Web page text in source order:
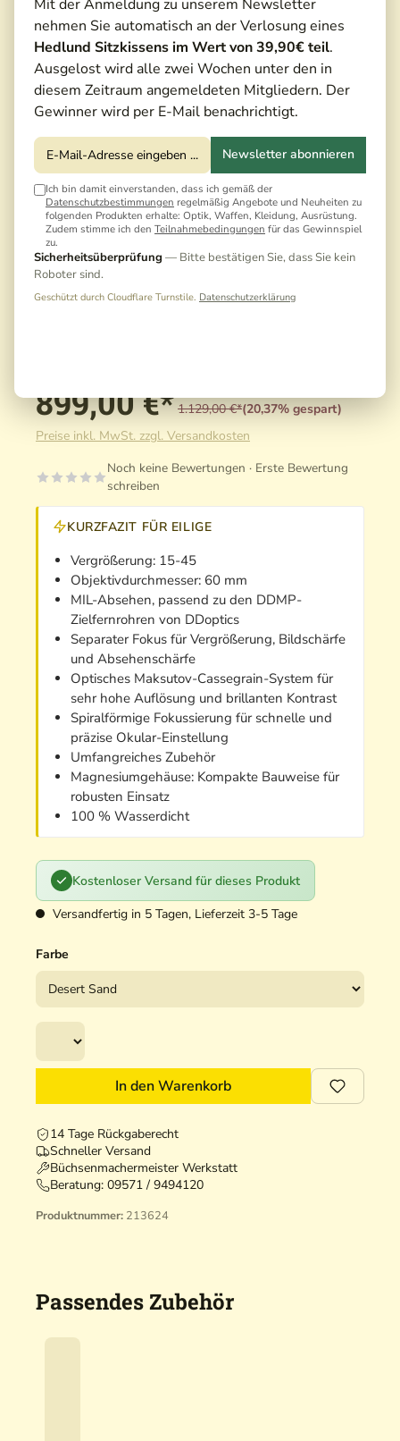
Mit der Anmeldung zu unserem Newsletter
nehmen Sie automatisch an der Verlosung eines
Hedlund Sitzkissens im Wert von 39,90€ teil.
Ausgelost wird alle zwei Wochen unter den in
diesem Zeitraum angemeldeten Mitgliedern. Der
Gewinner wird per E-Mail benachrichtigt.
Newsletter abonnieren
Ich bin damit einverstanden, dass ich gemäß der
Datenschutzbestimmungen regelmäßig Angebote und Neuheiten zu
folgenden Produkten erhalte: Optik, Waffen, Kleidung, Ausrüstung.
Zudem stimme ich den Teilnahmebedingungen für das Gewinnspiel
zu.
Sicherheitsüberprüfung — Bitte bestätigen Sie, dass Sie kein
Roboter sind.
Geschützt durch Cloudflare Turnstile. Datenschutzerklärung
899,00 €* 1.129,00 €*(20,37% gespart)
Preise inkl. MwSt. zzgl. Versandkosten
Noch keine Bewertungen · Erste Bewertung
schreiben
KURZFAZIT FÜR EILIGE
Vergrößerung: 15-45
Objektivdurchmesser: 60 mm
MIL-Absehen, passend zu den DDMP-
Zielfernrohren von DDoptics
Separater Fokus für Vergrößerung, Bildschärfe
und Absehenschärfe
Optisches Maksutov-Cassegrain-System für
sehr hohe Auflösung und brillanten Kontrast
Spiralförmige Fokussierung für schnelle und
präzise Okular-Einstellung
Umfangreiches Zubehör
Magnesiumgehäuse: Kompakte Bauweise für
robusten Einsatz
100 % Wasserdicht
Kostenloser Versand für dieses Produkt
Versandfertig in 5 Tagen, Lieferzeit 3-5 Tage
Farbe
In den Warenkorb
14 Tage Rückgaberecht
Schneller Versand
Büchsenmachermeister Werkstatt
Beratung: 09571 / 9494120
Produktnummer: 213624
Passendes Zubehör